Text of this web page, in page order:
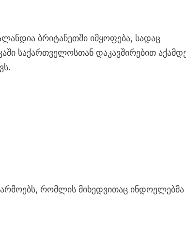
ბრიტანეთში იმყოფება, სადაც
საქართველოსთან დაკავშირებით
რომლის მიხედვითაც ინდოელებმა